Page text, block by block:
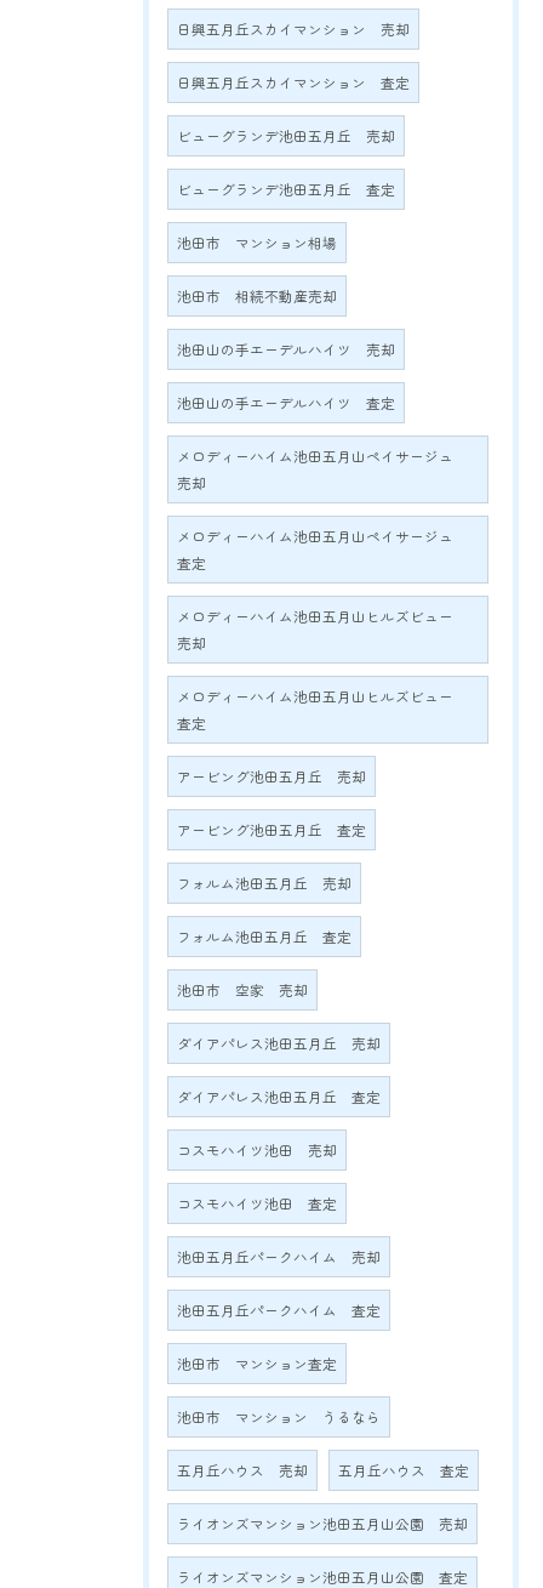
日興五月丘スカイマンション 売却
日興五月丘スカイマンション 査定
ビューグランデ池田五月丘 売却
ビューグランデ池田五月丘 査定
池田市 マンション相場
池田市 相続不動産売却
池田山の手エーデルハイツ 売却
池田山の手エーデルハイツ 査定
メロディーハイム池田五月山ペイサージュ
売却
メロディーハイム池田五月山ペイサージュ
査定
メロディーハイム池田五月山ヒルズビュー
売却
メロディーハイム池田五月山ヒルズビュー
査定
アービング池田五月丘 売却
アービング池田五月丘 査定
フォルム池田五月丘 売却
フォルム池田五月丘 査定
池田市 空家 売却
ダイアパレス池田五月丘 売却
ダイアパレス池田五月丘 査定
コスモハイツ池田 売却
コスモハイツ池田 査定
池田五月丘パークハイム 売却
池田五月丘パークハイム 査定
池田市 マンション査定
池田市 マンション うるなら
五月丘ハウス 売却 五月丘ハウス 査定
ライオンズマンション池田五月山公園 売却
ライオンズマンション池田五月山公園 査定